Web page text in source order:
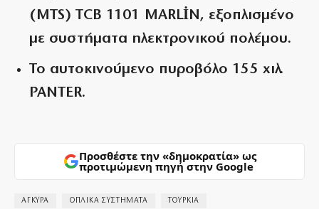
(MTS) TCB 1101 MARLİN, εξοπλισμένο
με συστήματα ηλεκτρονικού πολέμου.
Το αυτοκινούμενο πυροβόλο 155 χιλ.
PANTER.
Προσθέστε την «δημοκρατία» ως
προτιμώμενη πηγή στην Google
ΑΓΚΥΡΑ ΟΠΛΙΚΑ ΣΥΣΤΗΜΑΤΑ ΤΟΥΡΚΙΑ